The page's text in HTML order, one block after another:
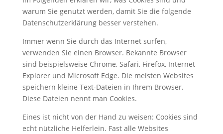
warum Sie genutzt werden, damit Sie die folgende
Datenschutzerklärung besser verstehen.
Immer wenn Sie durch das Internet surfen,
verwenden Sie einen Browser. Bekannte Browser
sind beispielsweise Chrome, Safari, Firefox, Internet
Explorer und Microsoft Edge. Die meisten Websites
speichern kleine Text-Dateien in Ihrem Browser.
Diese Dateien nennt man Cookies.
Eines ist nicht von der Hand zu weisen: Cookies sind
echt nützliche Helferlein. Fast alle Websites